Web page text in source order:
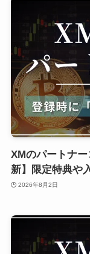
XMのパートナ
新】限定特典や
2026年8月2日